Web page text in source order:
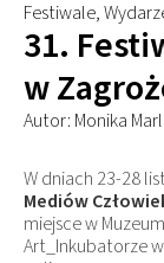
Festiwale,
31.
w
Autor: Monika
W dniach 23-28
Mediów
miejsce w
Art_Inkubatorze